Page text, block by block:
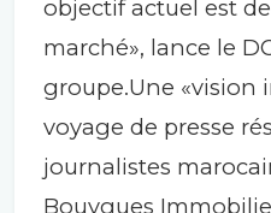
objectif actuel est
marché», lance le
groupe.Une «vision
voyage de presse
journalistes
Bouygues